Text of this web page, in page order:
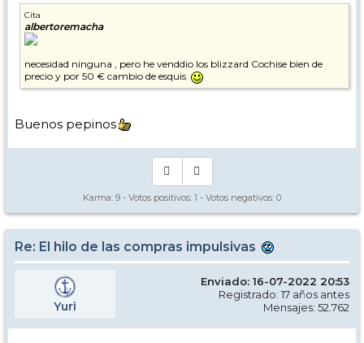
Cita
albertoremacha
necesidad ninguna , pero he venddio los blizzard Cochise bien de
precio y por 50 € cambio de esquis
Buenos pepinos
Karma: 9 - Votos positivos: 1 - Votos negativos: 0
Re: El hilo de las compras impulsivas
Yuri
Enviado: 16-07-2022 20:53
Registrado: 17 años antes
Mensajes: 52.762